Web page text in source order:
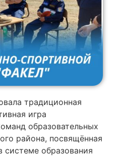
традиционная
игра
образовательных
района, посвящённая
системе образования